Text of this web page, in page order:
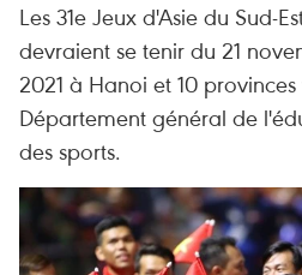
Les 31e Jeux d'Asie du Sud-
devraient se tenir du 21
2021 à Hanoi et 10
Département général de
des sports.